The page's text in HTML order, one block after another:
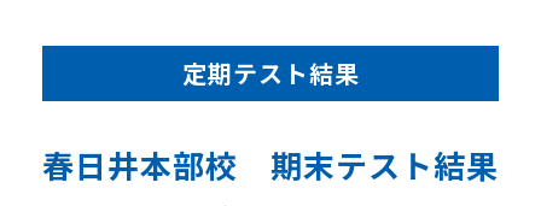
定期テスト結果
春日井本部校 期末テスト結果